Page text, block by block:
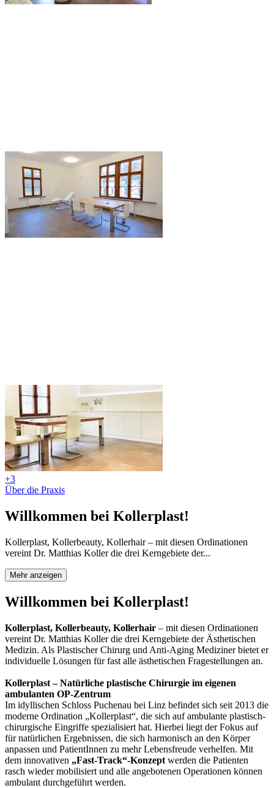
+3
Über die Praxis
Willkommen bei Kollerplast!
Kollerplast, Kollerbeauty, Kollerhair – mit diesen Ordinationen
vereint Dr. Matthias Koller die drei Kerngebiete der...
Mehr anzeigen
Willkommen bei Kollerplast!
Kollerplast, Kollerbeauty, Kollerhair – mit diesen Ordinationen
vereint Dr. Matthias Koller die drei Kerngebiete der Ästhetischen
Medizin. Als Plastischer Chirurg und Anti-Aging Mediziner bietet er
individuelle Lösungen für fast alle ästhetischen Fragestellungen an.
Kollerplast – Natürliche plastische Chirurgie im eigenen
ambulanten OP-Zentrum
Im idyllischen Schloss Puchenau bei Linz befindet sich seit 2013 die
moderne Ordination „Kollerplast“, die sich auf ambulante plastisch-
chirurgische Eingriffe spezialisiert hat. Hierbei liegt der Fokus auf
für natürlichen Ergebnissen, die sich harmonisch an den Körper
anpassen und PatientInnen zu mehr Lebensfreude verhelfen. Mit
dem innovativen „Fast-Track“-Konzept werden die Patienten
rasch wieder mobilisiert und alle angebotenen Operationen können
ambulant durchgeführt werden.